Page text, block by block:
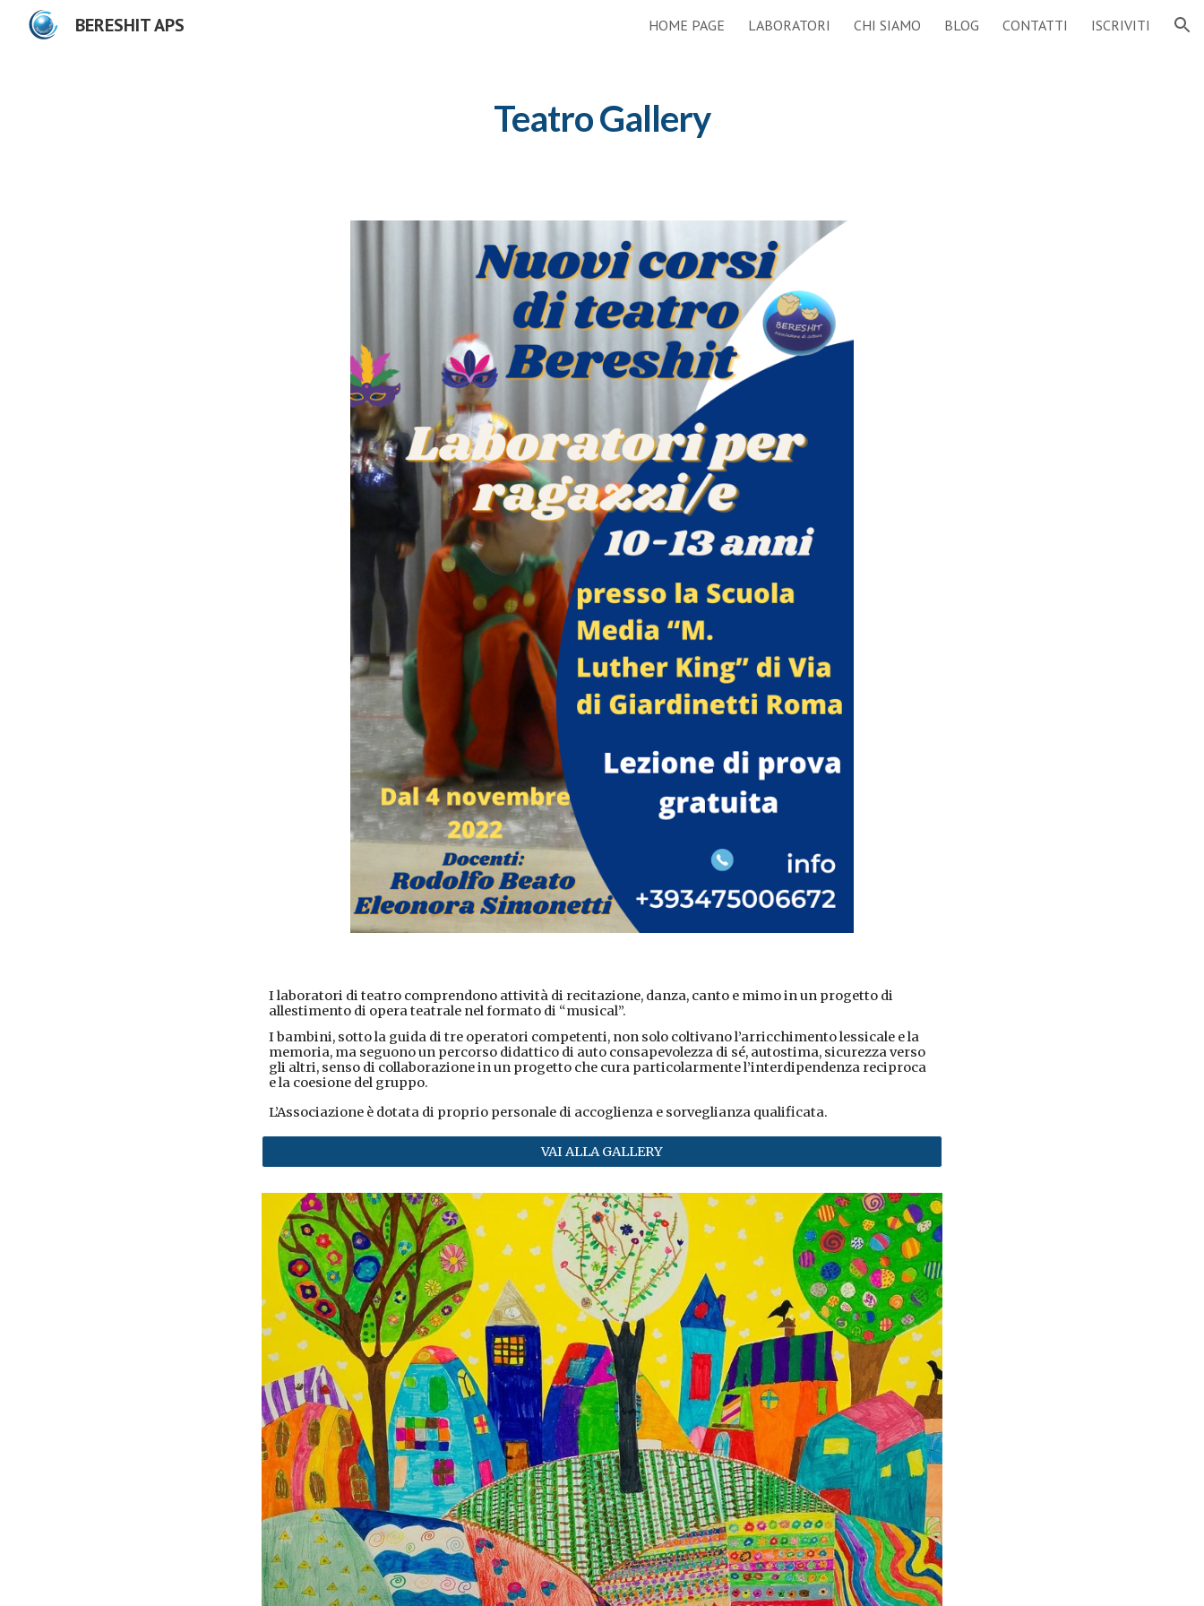
Skip to navigation
BERESHIT APS HOME PAGE LABORATORI CHI SIAMO BLOG CONTATTI ISCRIVITI
Teatro Gallery
I laboratori di teatro comprendono attività di recitazione, danza, canto e mimo in un progetto di
allestimento di opera teatrale nel formato di “musical”.
I bambini, sotto la guida di tre operatori competenti, non solo coltivano l’arricchimento lessicale e la
memoria, ma seguono un percorso didattico di auto consapevolezza di sé, autostima, sicurezza verso
gli altri, senso di collaborazione in un progetto che cura particolarmente l’interdipendenza reciproca
e la coesione del gruppo.
L’Associazione è dotata di proprio personale di accoglienza e sorveglianza qualificata.
VAI ALLA GALLERY